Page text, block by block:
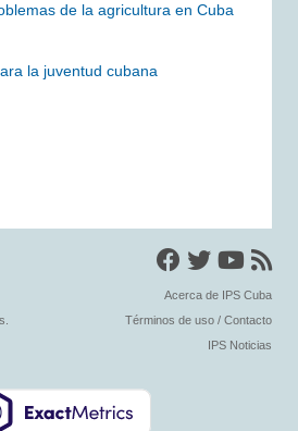
de la agricultura en Cuba
la juventud cubana
Acerca de IPS Cuba
Términos de uso / Contacto
IPS Noticias